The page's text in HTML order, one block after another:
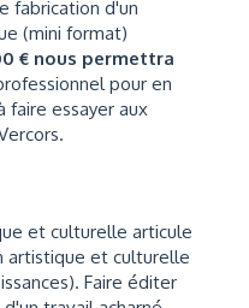
fabrication d'un
(mini format)
€ nous permettra
pour en
faire essayer aux
et culturelle articule
artistique et culturelle
Faire éditer